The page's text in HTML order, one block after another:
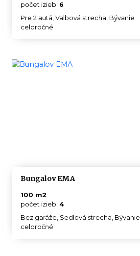
počet izieb: 6
Pre 2 autá, Valbová strecha, Bývanie
celoročné
Bungalov EMA
100 m2
počet izieb: 4
Bez garáže, Sedlová strecha, Bývanie
celoročné